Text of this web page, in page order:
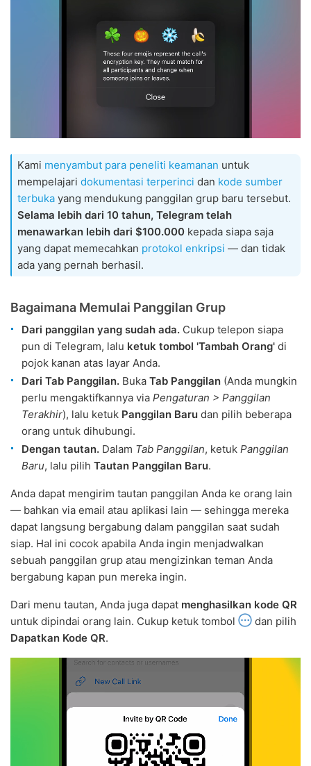
Kami menyambut para peneliti keamanan untuk
mempelajari dokumentasi terperinci dan kode sumber
terbuka yang mendukung panggilan grup baru tersebut.
Selama lebih dari 10 tahun, Telegram telah
menawarkan lebih dari $100.000 kepada siapa saja
yang dapat memecahkan protokol enkripsi — dan tidak
ada yang pernah berhasil.
Bagaimana Memulai Panggilan Grup
Dari panggilan yang sudah ada. Cukup telepon siapa
pun di Telegram, lalu ketuk tombol 'Tambah Orang' di
pojok kanan atas layar Anda.
Dari Tab Panggilan. Buka Tab Panggilan (Anda mungkin
perlu mengaktifkannya via Pengaturan > Panggilan
Terakhir), lalu ketuk Panggilan Baru dan pilih beberapa
orang untuk dihubungi.
Dengan tautan. Dalam Tab Panggilan, ketuk Panggilan
Baru, lalu pilih Tautan Panggilan Baru.
Anda dapat mengirim tautan panggilan Anda ke orang lain
— bahkan via email atau aplikasi lain — sehingga mereka
dapat langsung bergabung dalam panggilan saat sudah
siap. Hal ini cocok apabila Anda ingin menjadwalkan
sebuah panggilan grup atau mengizinkan teman Anda
bergabung kapan pun mereka ingin.
Dari menu tautan, Anda juga dapat menghasilkan kode QR
untuk dipindai orang lain. Cukup ketuk tombol
dan pilih
Dapatkan Kode QR.